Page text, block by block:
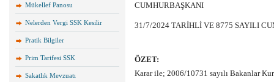
Mükellef Panosu
Nelerden Vergi SSK Kesilir
Pratik Bilgiler
Prim Tarifesi SSK
Sakatlık Mevzuatı
CUMHURBAŞKANI
31/7/2024 TARİHLİ VE 8775 SAYILI
ÖZET:
Karar ile; 2006/10731 sayılı Bakanlar